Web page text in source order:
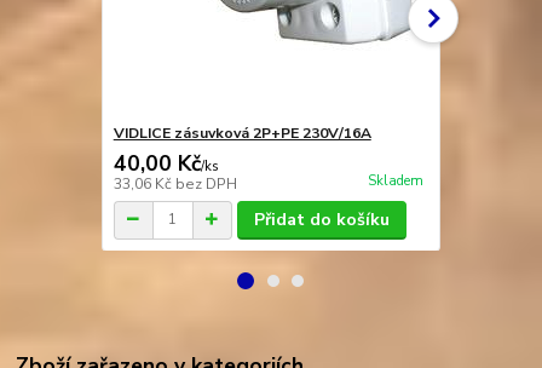
VIDLICE zásuvková 2P+PE 230V/16A
40,00 Kč/ks
33,06 Kč bez DPH Skladem
Přidat do košíku